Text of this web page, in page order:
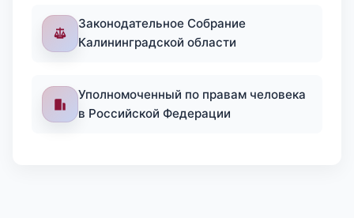
Законодательное Собрание
Калининградской области
Уполномоченный по правам человека
в Российской Федерации